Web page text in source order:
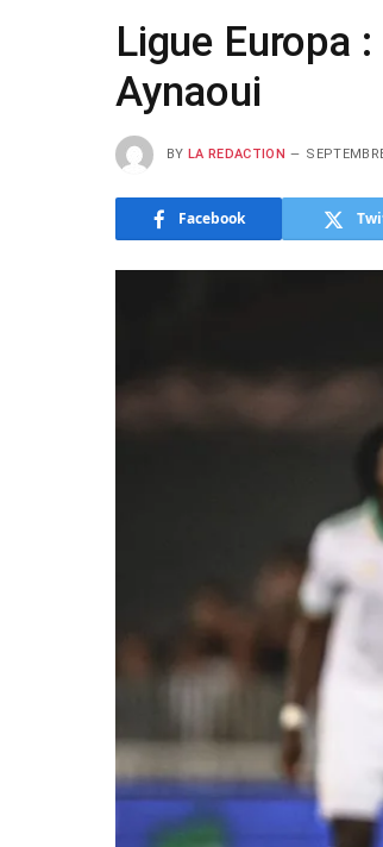
Ligue Europa
Aynaoui
BY LA REDACTION
Facebook